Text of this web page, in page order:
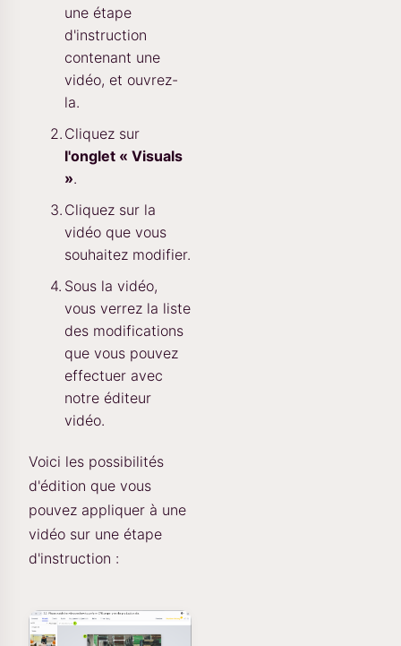
une étape
d'instruction
contenant une
vidéo, et ouvrez-
la.
Cliquez sur
l'onglet « Visuals
».
Cliquez sur la
vidéo que vous
souhaitez modifier.
Sous la vidéo,
vous verrez la liste
des modifications
que vous pouvez
effectuer avec
notre éditeur
vidéo.
Voici les possibilités
d'édition que vous
pouvez appliquer à une
vidéo sur une étape
d'instruction :